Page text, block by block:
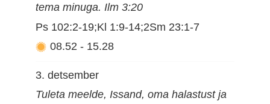
tema minuga. Ilm 3:20
Ps 102:2-19;Kl 1:9-14;2Sm 23:1-7
08.52 - 15.28
3. detsember
Tuleta meelde, Issand, oma halastust ja